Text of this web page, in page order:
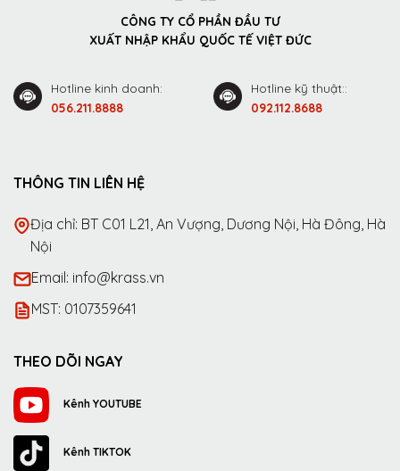
CÔNG TY CỔ PHẦN ĐẦU TƯ
XUẤT NHẬP KHẨU QUỐC TẾ VIỆT ĐỨC
Hotline kinh doanh:
056.211.8888
Hotline kỹ thuật::
092.112.8688
THÔNG TIN LIÊN HỆ
Địa chỉ: BT C01 L21, An Vượng, Dương Nội, Hà Đông, Hà
Nội
Email: info@krass.vn
MST: 0107359641
THEO DÕI NGAY
Kênh YOUTUBE
Kênh TIKTOK